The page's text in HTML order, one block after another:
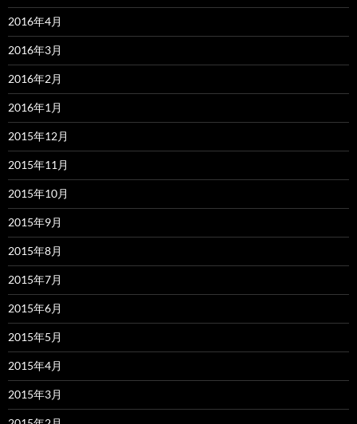
2016年4月
2016年3月
2016年2月
2016年1月
2015年12月
2015年11月
2015年10月
2015年9月
2015年8月
2015年7月
2015年6月
2015年5月
2015年4月
2015年3月